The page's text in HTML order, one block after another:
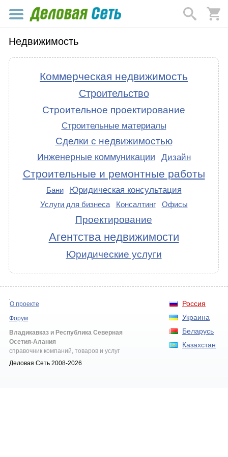
Недвижимость
Коммерческая недвижимость
Строительство
Строительное проектирование
Строительные материалы
Сделки с недвижимостью
Инженерные коммуникации Дизайн
Строительные и ремонтные работы
Бани Юридическая консультация
Услуги для бизнеса Консалтинг Офисы
Проектирование
Агентства недвижимости
Юридические услуги
Россия
Украина
Беларусь
Казахстан
О проекте
Форум
Владикавказ и Республика Северная
Осетия-Алания
справочник компаний, товаров и услуг
Деловая Сеть 2008-2026